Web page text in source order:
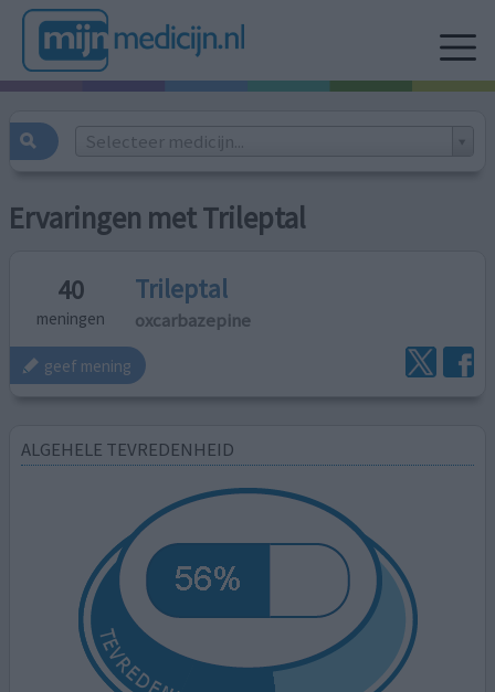
Selecteer medicijn...
Ervaringen met Trileptal
40
meningen
Trileptal
oxcarbazepine
geef mening
ALGEHELE TEVREDENHEID